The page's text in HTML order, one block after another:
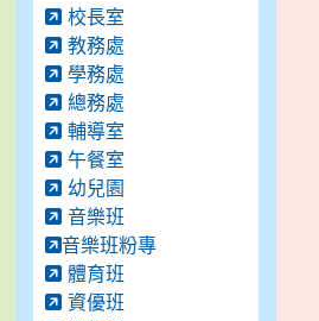
校長室
教務處
學務處
總務處
輔導室
午餐室
幼兒園
音樂班
音樂班粉專
體育班
資優班